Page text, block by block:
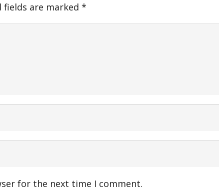
fields are marked *
for the next time I comment.